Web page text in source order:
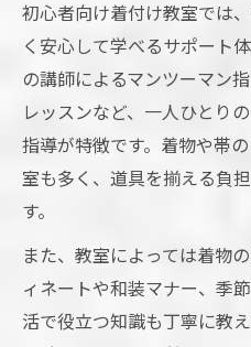
初心者向け着付け教室では
く安心して学べるサポート
の講師によるマンツーマン
レッスンなど、一人ひとり
指導が特徴です。着物や帯
室も多く、道具を揃える負
す。
また、教室によっては着物
ィネートや和装マナー、季
活で役立つ知識も丁寧に教